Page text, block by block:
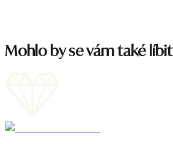
Mohlo by se vám také líbit